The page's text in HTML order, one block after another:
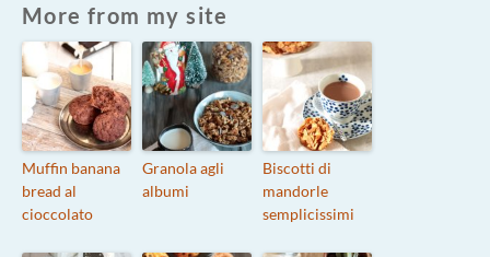
More from my site
Muffin banana
bread al
cioccolato
Granola agli
albumi
Biscotti di
mandorle
semplicissimi